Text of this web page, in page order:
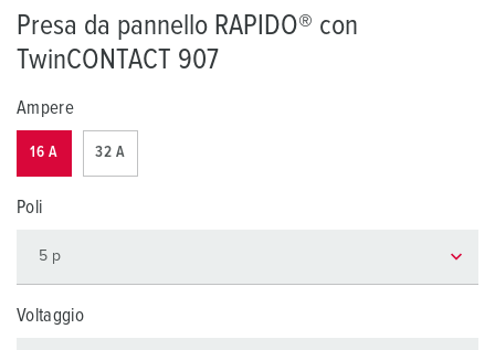
Presa da pannello RAPIDO® con
TwinCONTACT 907
Ampere
16 A 32 A
Poli
Voltaggio